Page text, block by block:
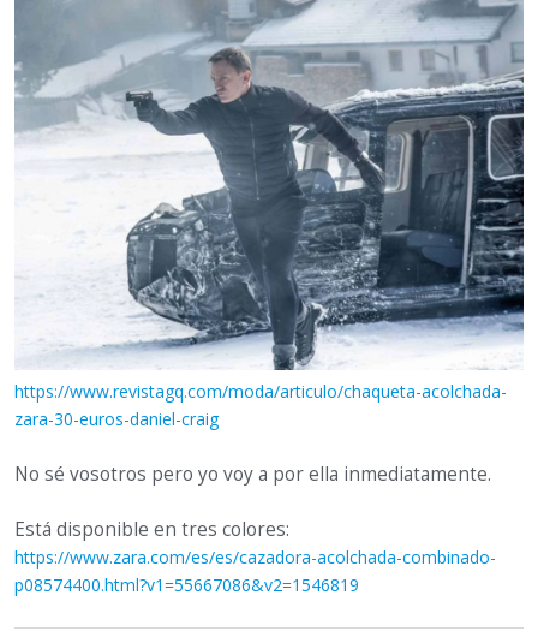
https://www.revistagq.com/moda/articulo/chaqueta-acolchada-
zara-30-euros-daniel-craig
No sé vosotros pero yo voy a por ella inmediatamente.
Está disponible en tres colores:
https://www.zara.com/es/es/cazadora-acolchada-combinado-
p08574400.html?v1=55667086&v2=1546819